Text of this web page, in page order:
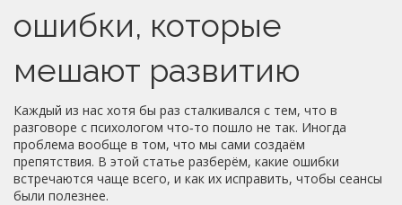
ошибки, которые
мешают развитию
Каждый из нас хотя бы раз сталкивался с тем, что в
разговоре с психологом что‑то пошло не так. Иногда
проблема вообще в том, что мы сами создаём
препятствия. В этой статье разберём, какие ошибки
встречаются чаще всего, и как их исправить, чтобы сеансы
были полезнее.